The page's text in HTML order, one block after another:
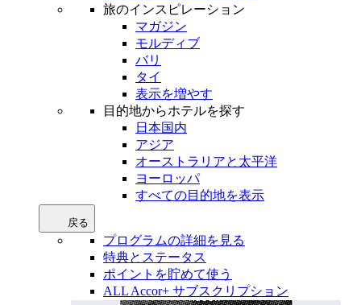
旅のインスピレーション
マガジン
モルディブ
バリ
タイ
表示を増やす
目的地からホテルを探す
日本国内
アジア
オーストラリアと太平洋
ヨーロッパ
すべての目的地を表示
戻る
プログラムの詳細を見る
特典とステータス
ポイントを貯めて使う
ALL Accor+ サブスクリプション